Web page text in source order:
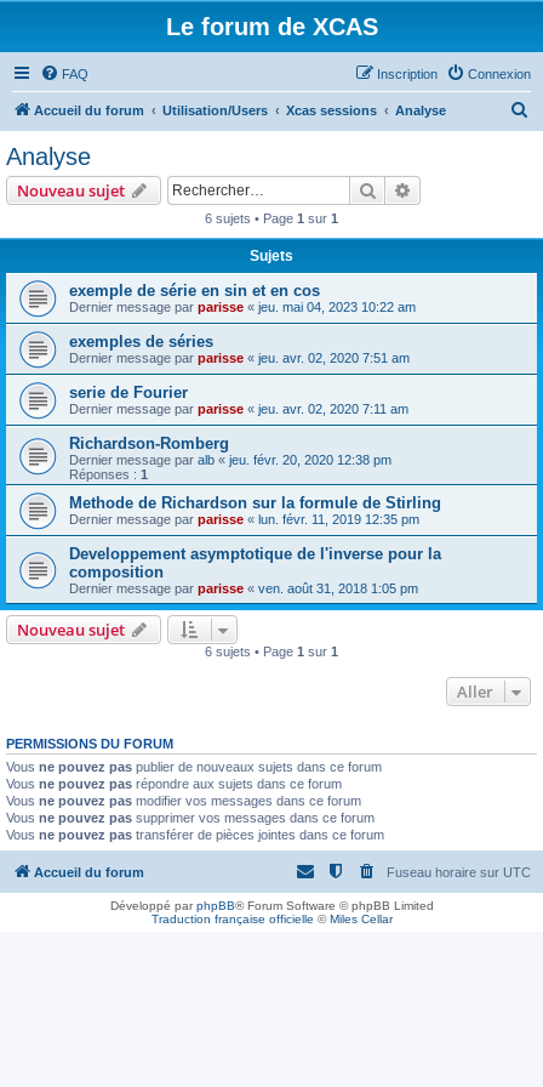
Le forum de XCAS
FAQ Connexion
Inscription
Accueil du forum Utilisation/Users Xcas sessions Analyse
r
Analyse
Nouveau sujet Rechercher
6 sujets • Page 1 sur 1
Sujets
exemple de série en sin et en cos
Dernier message par parisse « jeu. mai 04, 2023 10:22 am
exemples de séries
Dernier message par parisse « jeu. avr. 02, 2020 7:51 am
serie de Fourier
Dernier message par parisse « jeu. avr. 02, 2020 7:11 am
Richardson-Romberg
Dernier message par alb « jeu. févr. 20, 2020 12:38 pm
Réponses : 1
Methode de Richardson sur la formule de Stirling
Dernier message par parisse « lun. févr. 11, 2019 12:35 pm
Developpement asymptotique de l'inverse pour la
composition
Dernier message par parisse « ven. août 31, 2018 1:05 pm
Nouveau sujet
6 sujets • Page 1 sur 1
Aller
PERMISSIONS DU FORUM
Vous ne pouvez pas publier de nouveaux sujets dans ce forum
Vous ne pouvez pas répondre aux sujets dans ce forum
Vous ne pouvez pas modifier vos messages dans ce forum
Vous ne pouvez pas supprimer vos messages dans ce forum
Vous ne pouvez pas transférer de pièces jointes dans ce forum
Accueil du forum Fuseau horaire sur UTC
Développé parphpBB® Forum Software © phpBB Limited
Traduction française officielle ©Miles Cellar